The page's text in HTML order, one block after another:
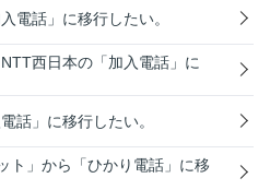
電話」に移行したい。
西日本の「加入電話」に
話」に移行したい。
ト」から「ひかり電話」に移